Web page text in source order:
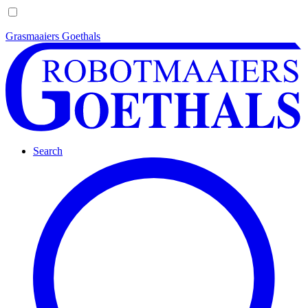
Grasmaaiers Goethals
Search